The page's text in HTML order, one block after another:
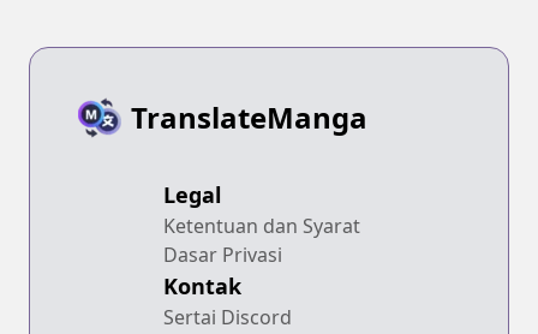
TranslateManga
Legal
Ketentuan dan Syarat
Dasar Privasi
Kontak
Sertai Discord